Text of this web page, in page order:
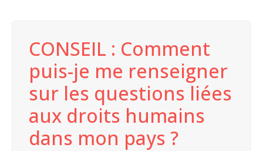
CONSEIL : Comment
puis-je me renseigner
sur les questions liées
aux droits humains
dans mon pays ?